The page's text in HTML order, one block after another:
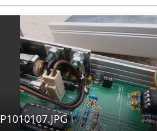
P1010107.JPG